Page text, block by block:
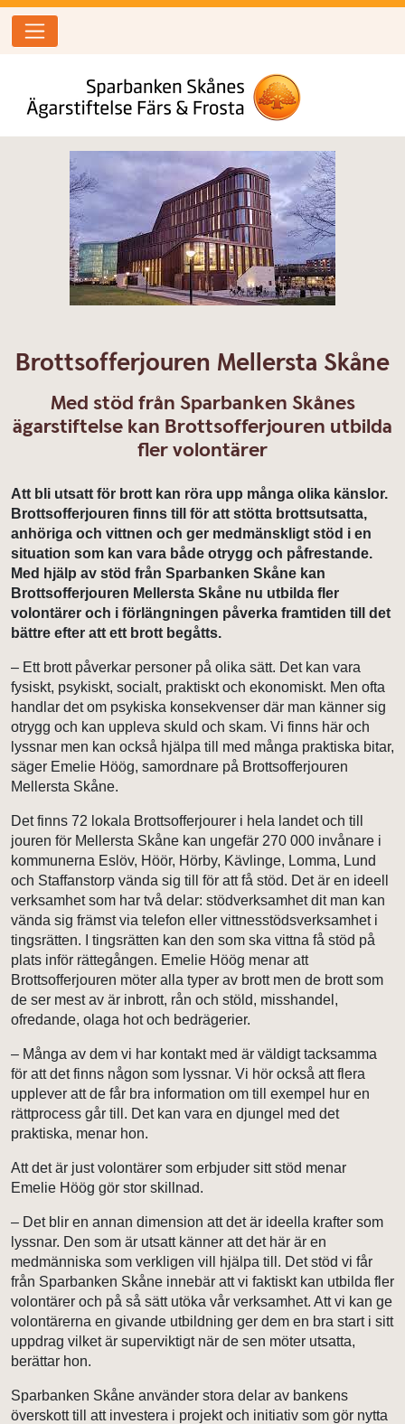
Brottsofferjouren Mellersta Skåne
Med stöd från Sparbanken Skånes
ägarstiftelse kan Brottsofferjouren utbilda
fler volontärer
Att bli utsatt för brott kan röra upp många olika känslor.
Brottsofferjouren finns till för att stötta brottsutsatta,
anhöriga och vittnen och ger medmänskligt stöd i en
situation som kan vara både otrygg och påfrestande.
Med hjälp av stöd från Sparbanken Skåne kan
Brottsofferjouren Mellersta Skåne nu utbilda fler
volontärer och i förlängningen påverka framtiden till det
bättre efter att ett brott begåtts.
– Ett brott påverkar personer på olika sätt. Det kan vara
fysiskt, psykiskt, socialt, praktiskt och ekonomiskt. Men ofta
handlar det om psykiska konsekvenser där man känner sig
otrygg och kan uppleva skuld och skam. Vi finns här och
lyssnar men kan också hjälpa till med många praktiska bitar,
säger Emelie Höög, samordnare på Brottsofferjouren
Mellersta Skåne.
Det finns 72 lokala Brottsofferjourer i hela landet och till
jouren för Mellersta Skåne kan ungefär 270 000 invånare i
kommunerna Eslöv, Höör, Hörby, Kävlinge, Lomma, Lund
och Staffanstorp vända sig till för att få stöd. Det är en ideell
verksamhet som har två delar: stödverksamhet dit man kan
vända sig främst via telefon eller vittnesstödsverksamhet i
tingsrätten. I tingsrätten kan den som ska vittna få stöd på
plats inför rättegången. Emelie Höög menar att
Brottsofferjouren möter alla typer av brott men de brott som
de ser mest av är inbrott, rån och stöld, misshandel,
ofredande, olaga hot och bedrägerier.
– Många av dem vi har kontakt med är väldigt tacksamma
för att det finns någon som lyssnar. Vi hör också att flera
upplever att de får bra information om till exempel hur en
rättprocess går till. Det kan vara en djungel med det
praktiska, menar hon.
Att det är just volontärer som erbjuder sitt stöd menar
Emelie Höög gör stor skillnad.
– Det blir en annan dimension att det är ideella krafter som
lyssnar. Den som är utsatt känner att det här är en
medmänniska som verkligen vill hjälpa till. Det stöd vi får
från Sparbanken Skåne innebär att vi faktiskt kan utbilda fler
volontärer och på så sätt utöka vår verksamhet. Att vi kan ge
volontärerna en givande utbildning ger dem en bra start i sitt
uppdrag vilket är superviktigt när de sen möter utsatta,
berättar hon.
Sparbanken Skåne använder stora delar av bankens
överskott till att investera i projekt och initiativ som gör nytta